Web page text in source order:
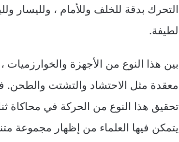
التحرك بدقة للخلف وللأمام ، ولليسار
لطيفة.
معقدة مثل الاحتشاد والتشتت والطحن.
تحقيق هذا النوع من الحركة في محاكاة
يتمكن فيها العلماء من إظهار مجموعة